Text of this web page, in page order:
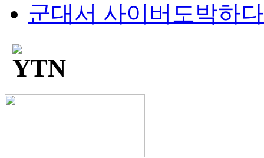
군대서 사이버도박하